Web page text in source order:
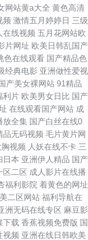
网站黄a大全 黄色高清
频 激情五月婷婷日 三级
在线视频 五月花网站欧
片网址 欧美日韩乱国产
色在线观看 国产精品色
经典电影 亚洲做性爱视
产美女裸网站 91精品
利片 欧美男女日比 国产
在线观看国产网站 成
放全集 国产白丝在线0
品无码视频 毛片黄片网
视频 人妖在线不卡 三
日本 亚洲伊人精品 国产
区二区 成人影片在线播
福利影院 着黄色的网址
二区网站 福利导航在
洲无码在线专区 麻豆影
下载 香蕉视频免费版 国
视频 亚洲在线日韩欧美